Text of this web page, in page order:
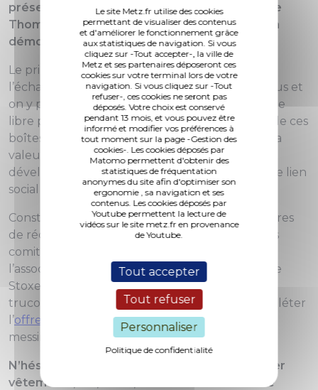
Le site Metz.fr utilise des cookies
permettant de visualiser des contenus
et d'améliorer le fonctionnement grâce
aux statistiques de navigation. Si vous
cliquez sur -Tout accepter-, la ville de
Metz et ses partenaires déposeront ces
cookies sur votre terminal lors de votre
navigation. Si vous cliquez sur -Tout
refuser-, ces cookies ne seront pas
déposés. Votre choix est conservé
pendant 13 mois, et vous pouvez être
informé et modifier vos préférences à
tout moment sur la page -Gestion des
cookies-. Les cookies déposés par
Matomo permettent d'obtenir des
statistiques de fréquentation
anonymes du site afin d'optimiser son
ergonomie , sa navigation et ses
contenus. Les cookies déposés par
Youtube permettent la lecture de
vidéos sur le site metz.fr en provenance
de Youtube.
Tout accepter
Tout refuser
Personnaliser
Politique de confidentialité
présence des habitants, des partenaires et de
Thomas Scuderi, adjoint au maire délégué à la
démocratie participative.
Le principe de la boîte à partage est basé sur
l’échange, on y dépose ce dont on ne se sert plus et
on y prend ce qui nous intéresse facilitant ainsi le
libre partage, sans troc, ni argent. L’installation de ces
boîtes à partage vise également à augmenter la
valeur d’usage des objets dans une logique de
développement durable tout en entretenant le lien
social !
Construite par leChâteau 404à partir de matières
de récupération en lien avec les habitants et les
comités de quartier, cette boîte sera gérée par
l’association Motris, déjà implantée au 4/7 rue de
Stoxey, sur le quartier de Bellecroix avec sa
trucothèque. Cette boîte à partage vient compléter
l’offre des boîtes à livressituées sur le territoire
messin !
N’hésitez plus ! Venez nombreux pour partager
vêtements, CD, livres, bibelots et donnez une